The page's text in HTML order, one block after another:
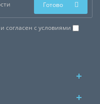
согласен с условиями
Готово